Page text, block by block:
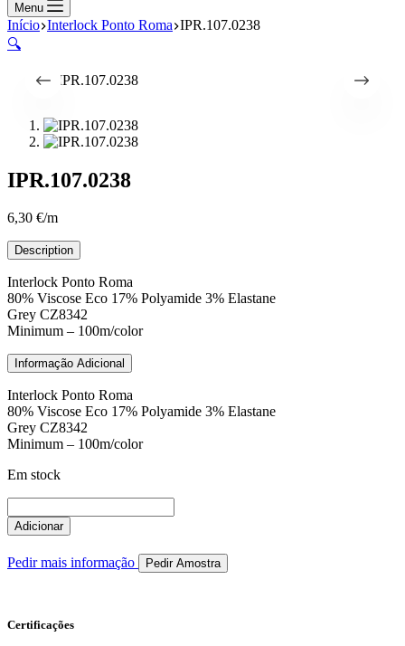
Menu
Início Interlock Ponto Roma IPR.107.0238
🔍
IPR.107.0238
6,30 €/m
Description
Interlock Ponto Roma
80% Viscose Eco 17% Polyamide 3% Elastane
Grey CZ8342
Minimum – 100m/color
Informação Adicional
Interlock Ponto Roma
80% Viscose Eco 17% Polyamide 3% Elastane
Grey CZ8342
Minimum – 100m/color
Em stock
de
IPR.107.0238
Adicionar
Pedir mais informação Pedir Amostra
Certificações